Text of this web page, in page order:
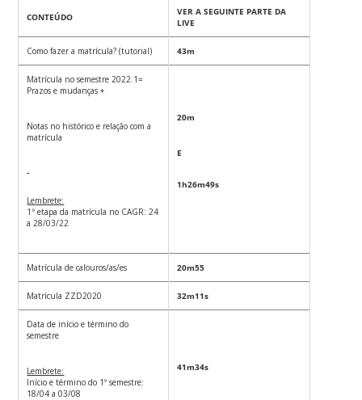
CONTEÚDO
VER A SEGUINTE PARTE DA
LIVE
Como fazer a matrícula? (tutorial) 43m
Matrícula no semestre 2022.1=
Prazos e mudanças +
Notas no histórico e relação com a
matrícula
Lembrete:
1ª etapa da matrícula no CAGR: 24
a 28/03/22
20m
E
1h26m49s
Matrícula de calouros/as/es 20m55
Matrícula ZZD2020 32m11s
Data de início e término do
semestre
Lembrete:
Início e término do 1º semestre:
18/04 a 03/08
41m34s